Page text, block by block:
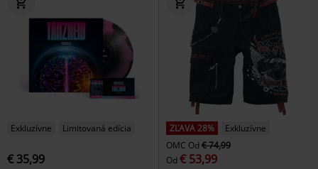
Exkluzívne Limitovaná edícia
€ 35,99
ZĽAVA 28%
Exkluzívne
OMC Od € 74,99
Od € 53,99